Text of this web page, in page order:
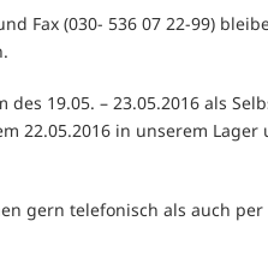
Fax (030- 536 07 22-99)
19.05. – 23.05.2016 als
22.05.2016 in unserem Lager
gern telefonisch als auch